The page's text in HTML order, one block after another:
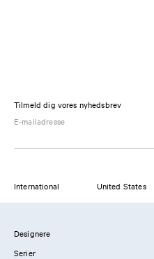
Tilmeld dig vores nyhedsbrev
International United States
Designere
Serier